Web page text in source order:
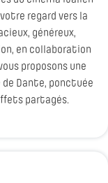
regard vers la
généreux,
en collaboration
proposons une
de Dante, ponctuée
partagés.